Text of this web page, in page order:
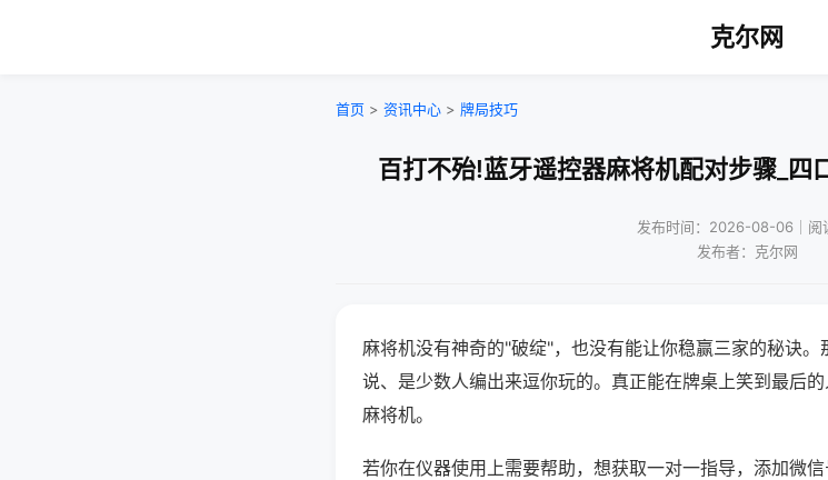
克尔网
首页 > 资讯中心 > 牌局技巧
百打不殆!蓝牙遥控器麻将机配对步骤_四
发布时间：2026-08-06｜阅
发布者：克尔网
麻将机没有神奇的"破绽"，也没有能让你稳赢三家的秘诀
说、是少数人编出来逗你玩的。真正能在牌桌上笑到最后
麻将机。
若你在仪器使用上需要帮助，想获取一对一指导，添加微